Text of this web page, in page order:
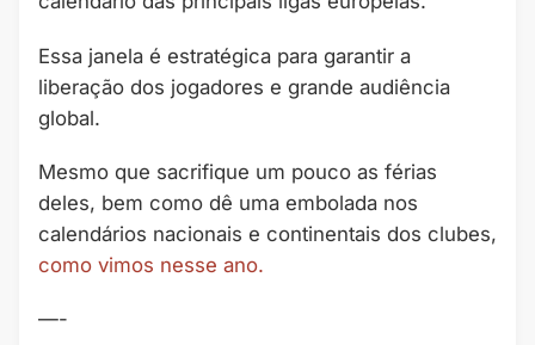
Essa janela é estratégica para garantir a
liberação dos jogadores e grande audiência
global.
Mesmo que sacrifique um pouco as férias
deles, bem como dê uma embolada nos
calendários nacionais e continentais dos clubes,
como vimos nesse ano.
—-